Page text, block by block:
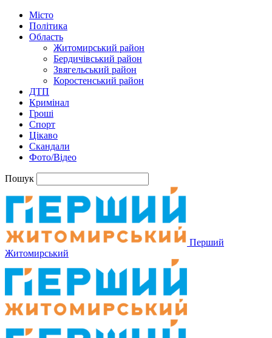
Місто
Політика
Область
Житомирський район
Бердичівський район
Звягельський район
Коростенський район
ДТП
Кримінал
Гроші
Спорт
Цікаво
Скандали
Фото/Відео
Пошук
Перший
Житомирський